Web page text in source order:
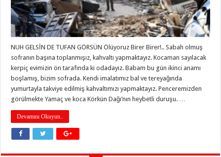
NUH GELSİN DE TUFAN GÖRSÜN Ölüyoruz Birer Birer!.. Sabah olmuş
sofranın başına toplanmışız, kahvaltı yapmaktayız. Kocaman sayılacak
kerpiç evimizin ön tarafında ki odadayız. Babam bu gün ikinci anamı
boşlamış, bizim sofrada. Kendi imalatımız bal ve tereyağında
yumurtayla takviye edilmiş kahvaltımızı yapmaktayız. Penceremizden
görülmekte Yamaç ve koca Körkün Dağı’nın heybetli duruşu. …
Devamını Okuyun..